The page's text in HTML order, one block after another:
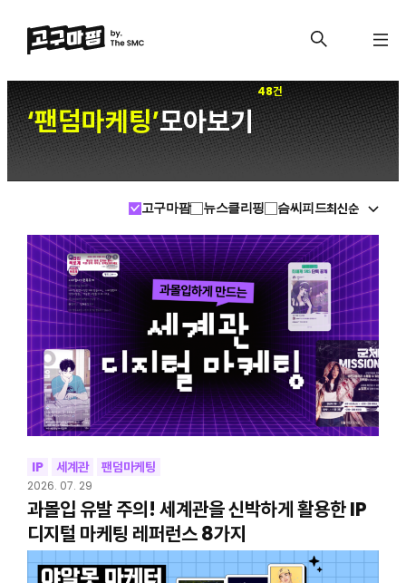
‘팬덤마케팅’모아보기
48건
고구마팜 뉴스클리핑 슴씨피드최신순
IP 세계관 팬덤마케팅
2026. 07. 29
과몰입 유발 주의! 세계관을 신박하게 활용한 IP
디지털 마케팅 레퍼런스 8가지